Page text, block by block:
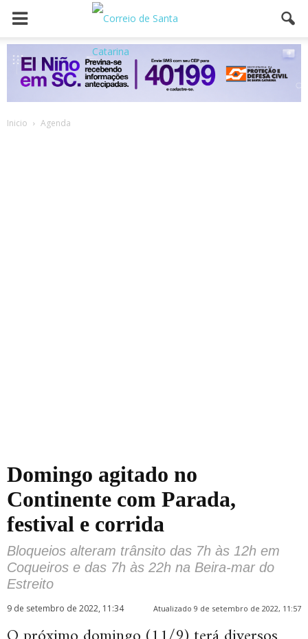
Inicio Agenda
Domingo agitado no
Continente com Parada,
festival e corrida
Bloqueios alteram trânsito das 7h às 12h em
Coqueiros e das 7h às 22h na Beira-mar do
Estreito
9 de setembro de 2022, 11:34 Atualizado 9 de setembro de 2022, 11:57